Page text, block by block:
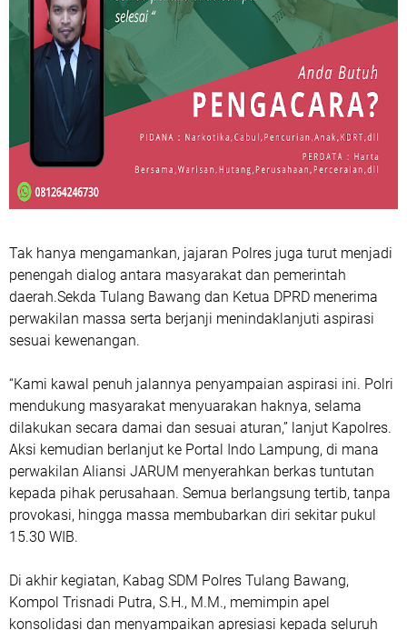
Tak hanya mengamankan, jajaran Polres juga turut menjadi
penengah dialog antara masyarakat dan pemerintah
daerah.Sekda Tulang Bawang dan Ketua DPRD menerima
perwakilan massa serta berjanji menindaklanjuti aspirasi
sesuai kewenangan.
“Kami kawal penuh jalannya penyampaian aspirasi ini. Polri
mendukung masyarakat menyuarakan haknya, selama
dilakukan secara damai dan sesuai aturan,” lanjut Kapolres.
Aksi kemudian berlanjut ke Portal Indo Lampung, di mana
perwakilan Aliansi JARUM menyerahkan berkas tuntutan
kepada pihak perusahaan. Semua berlangsung tertib, tanpa
provokasi, hingga massa membubarkan diri sekitar pukul
15.30 WIB.
Di akhir kegiatan, Kabag SDM Polres Tulang Bawang,
Kompol Trisnadi Putra, S.H., M.M., memimpin apel
konsolidasi dan menyampaikan apresiasi kepada seluruh